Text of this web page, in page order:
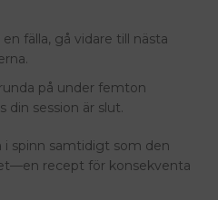
fälla, gå vidare till nästa
på under femton
din session är slut.
i spinn samtidigt som den
recept för konsekventa